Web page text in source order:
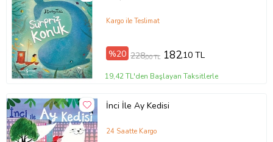
Tanıtım Metni
Kargo ile Teslimat
%20 228,00 TL 182,10 TL
19,42 TL'den Başlayan Taksitlerle
İnci İle Ay Kedisi
24 Saatte Kargo